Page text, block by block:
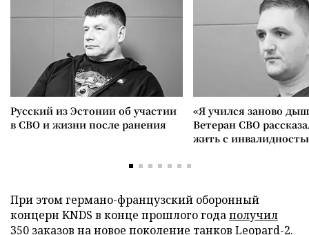
Русский из Эстонии об участии
в СВО и жизни после ранения
«Я учился заново
Ветеран СВО
жить с
При этом германо-французский оборонный
концерн KNDS в конце прошлого годаполучил
350 заказов на новое поколение танков Leopard-2.